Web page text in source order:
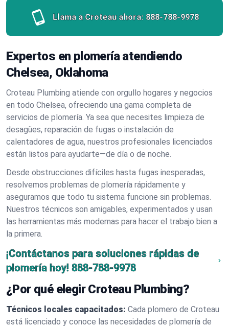
Llama a Croteau ahora: 888-788-9978
Expertos en plomería atendiendo
Chelsea, Oklahoma
Croteau Plumbing atiende con orgullo hogares y negocios
en todo Chelsea, ofreciendo una gama completa de
servicios de plomería. Ya sea que necesites limpieza de
desagües, reparación de fugas o instalación de
calentadores de agua, nuestros profesionales licenciados
están listos para ayudarte—de día o de noche.
Desde obstrucciones difíciles hasta fugas inesperadas,
resolvemos problemas de plomería rápidamente y
aseguramos que todo tu sistema funcione sin problemas.
Nuestros técnicos son amigables, experimentados y usan
las herramientas más modernas para hacer el trabajo bien a
la primera.
¡Contáctanos para soluciones rápidas de
plomería hoy! 888-788-9978
¿Por qué elegir Croteau Plumbing?
Técnicos locales capacitados: Cada plomero de Croteau
está licenciado y conoce las necesidades de plomería de